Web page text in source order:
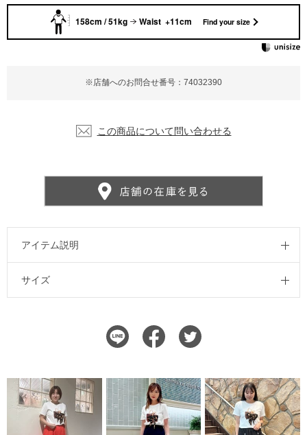
※店舗へのお問合せ番号：74032390
この商品について問い合わせる
アイテム説明
サイズ
158cm / 51kg Waist +11cm Find your size